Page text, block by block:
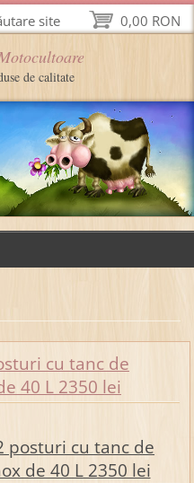
de calitate
cu tanc de
40 L 2350 lei
posturi cu tanc de
de 40 L 2350 lei
0,00 RON
site